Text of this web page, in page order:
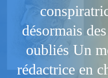
désormais
oubliés Un
rédactrice en